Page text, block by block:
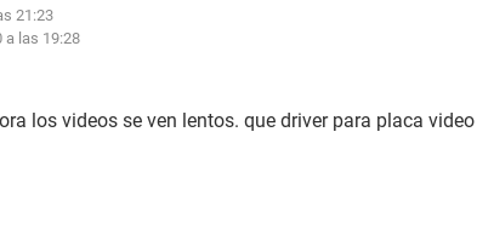
21:23
a las 19:28
los videos se ven lentos. que driver para placa video